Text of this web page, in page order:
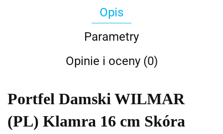
Opis
Parametry
Opinie i oceny (0)
Portfel Damski WILMAR
(PL) Klamra 16 cm Skóra